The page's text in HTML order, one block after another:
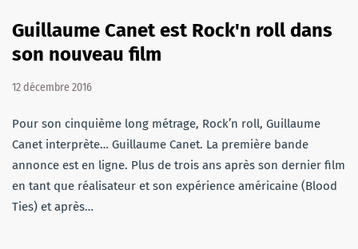
Guillaume Canet est Rock'n roll dans
son nouveau film
12 décembre 2016
Pour son cinquième long métrage, Rock’n roll, Guillaume
Canet interprète… Guillaume Canet. La première bande
annonce est en ligne. Plus de trois ans après son dernier film
en tant que réalisateur et son expérience américaine (Blood
Ties) et après…